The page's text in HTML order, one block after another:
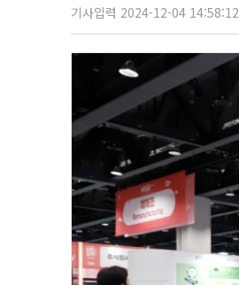
기사입력 2024-12-04 14:58:12